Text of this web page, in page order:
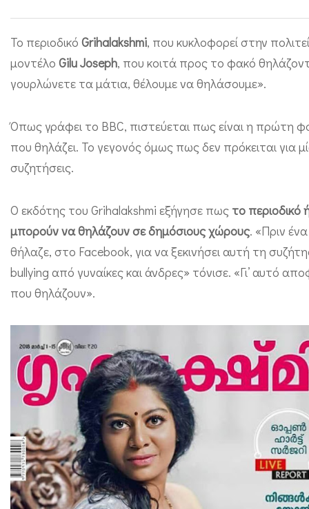
σ
ο
ξ
ώ
φ
λ
λ
ο
ι
ν
δ
κ
ο
π
ε
ρ
ι
Το περιοδικό Grihalakshmi, που κυκλοφορεί στην
μοντέλο Gilu Joseph, που κοιτά προς το φακό
γουρλώνετε τα μάτια, θέλουμε να θηλάσουμε».
Όπως γράφει το BBC, πιστεύεται πως είναι η πρώτη
που θηλάζει. Το γεγονός όμως πως δεν πρόκειται για
συζητήσεις.
Ο εκδότης του Grihalakshmi εξήγησε πως το
μπορούν να θηλάζουν σε δημόσιους χώρους. «Πριν
θήλαζε, στο Facebook, για να ξεκινήσει αυτή τη
bullying από γυναίκες και άνδρες» τόνισε. «Γι’ αυτό
που θηλάζουν».